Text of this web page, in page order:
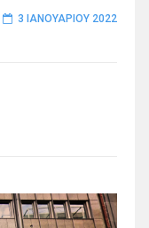
3 ΙΑΝΟΥΑΡΊΟΥ 2022